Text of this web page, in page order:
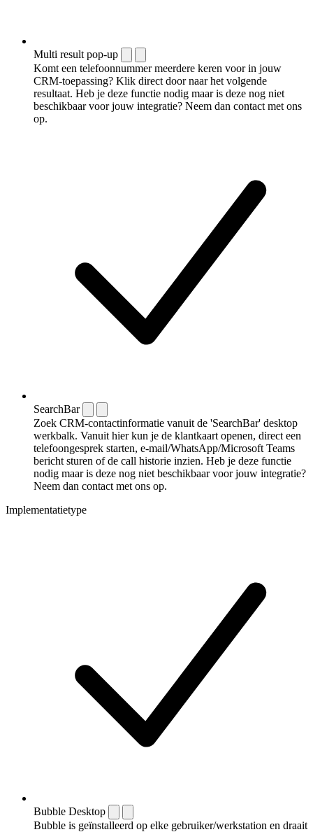
Multi result pop-up
Komt een telefoonnummer meerdere keren voor in jouw
CRM-toepassing? Klik direct door naar het volgende
resultaat. Heb je deze functie nodig maar is deze nog niet
beschikbaar voor jouw integratie? Neem dan contact met ons
op.
SearchBar
Zoek CRM-contactinformatie vanuit de 'SearchBar' desktop
werkbalk. Vanuit hier kun je de klantkaart openen, direct een
telefoongesprek starten, e-mail/WhatsApp/Microsoft Teams
bericht sturen of de call historie inzien. Heb je deze functie
nodig maar is deze nog niet beschikbaar voor jouw integratie?
Neem dan contact met ons op.
Implementatietype
Bubble Desktop
Bubble is geïnstalleerd op elke gebruiker/werkstation en draait